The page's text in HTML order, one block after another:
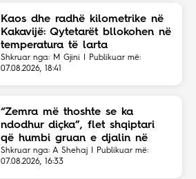
Kaos dhe radhë kilometrike në
Kakavijë: Qytetarët bllokohen në
temperatura të larta
Shkruar nga: M Gjini | Publikuar më:
07.08.2026, 18:41
“Zemra më thoshte se ka
ndodhur diçka”, flet shqiptari
që humbi gruan e djalin në
aksident
Shkruar nga: A Shehaj | Publikuar më:
07.08.2026, 16:33